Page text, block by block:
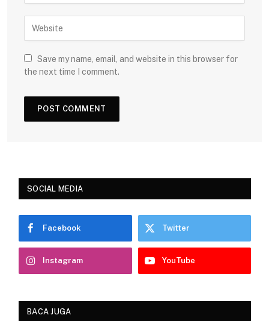
Save my name, email, and website in this browser for
the next time I comment.
SOCIAL MEDIA
Facebook Twitter
Instagram YouTube
BACA JUGA